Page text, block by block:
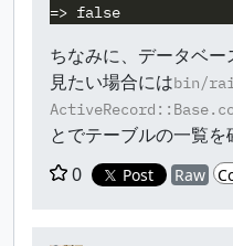
ちなみに、データベ
見たい場合にはbin/
とでテーブルの一覧を
0
Post Raw